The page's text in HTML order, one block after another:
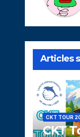
Articles
CKT TOUR
CKT